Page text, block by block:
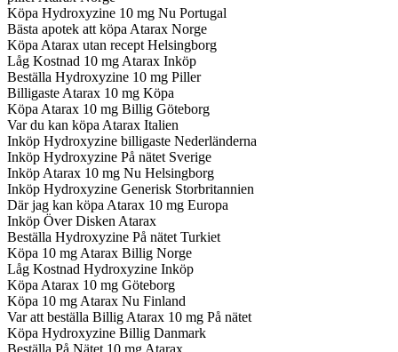
Köpa Hydroxyzine 10 mg Nu Portugal
Bästa apotek att köpa Atarax Norge
Köpa Atarax utan recept Helsingborg
Låg Kostnad 10 mg Atarax Inköp
Beställa Hydroxyzine 10 mg Piller
Billigaste Atarax 10 mg Köpa
Köpa Atarax 10 mg Billig Göteborg
Var du kan köpa Atarax Italien
Inköp Hydroxyzine billigaste Nederländerna
Inköp Hydroxyzine På nätet Sverige
Inköp Atarax 10 mg Nu Helsingborg
Inköp Hydroxyzine Generisk Storbritannien
Där jag kan köpa Atarax 10 mg Europa
Inköp Över Disken Atarax
Beställa Hydroxyzine På nätet Turkiet
Köpa 10 mg Atarax Billig Norge
Låg Kostnad Hydroxyzine Inköp
Köpa Atarax 10 mg Göteborg
Köpa 10 mg Atarax Nu Finland
Var att beställa Billig Atarax 10 mg På nätet
Köpa Hydroxyzine Billig Danmark
Beställa På Nätet 10 mg Atarax